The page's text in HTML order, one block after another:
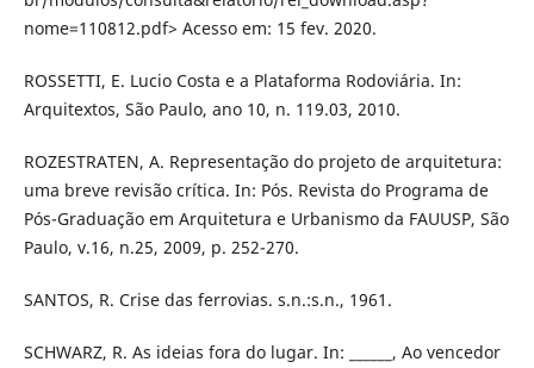
nome=110812.pdf> Acesso em: 15 fev. 2020.
ROSSETTI, E. Lucio Costa e a Plataforma Rodoviária. In:
Arquitextos, São Paulo, ano 10, n. 119.03, 2010.
ROZESTRATEN, A. Representação do projeto de arquitetura:
uma breve revisão crítica. In: Pós. Revista do Programa de
Pós-Graduação em Arquitetura e Urbanismo da FAUUSP, São
Paulo, v.16, n.25, 2009, p. 252-270.
SANTOS, R. Crise das ferrovias. s.n.:s.n., 1961.
SCHWARZ, R. As ideias fora do lugar. In: ______, Ao vencedor